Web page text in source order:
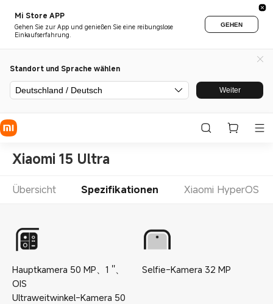
Mi Store APP
Gehen Sie zur App und genießen Sie eine reibungslose
Einkaufserfahrung.
GEHEN
Standort und Sprache wählen
Deutschland / Deutsch Weiter
Xiaomi 15 Ultra
Übersicht Spezifikationen Xiaomi HyperOS
Hauptkamera 50 MP 1 ''、
OIS
Ultraweitwinkel-Kamera 50
Selfie-Kamera 32 MP